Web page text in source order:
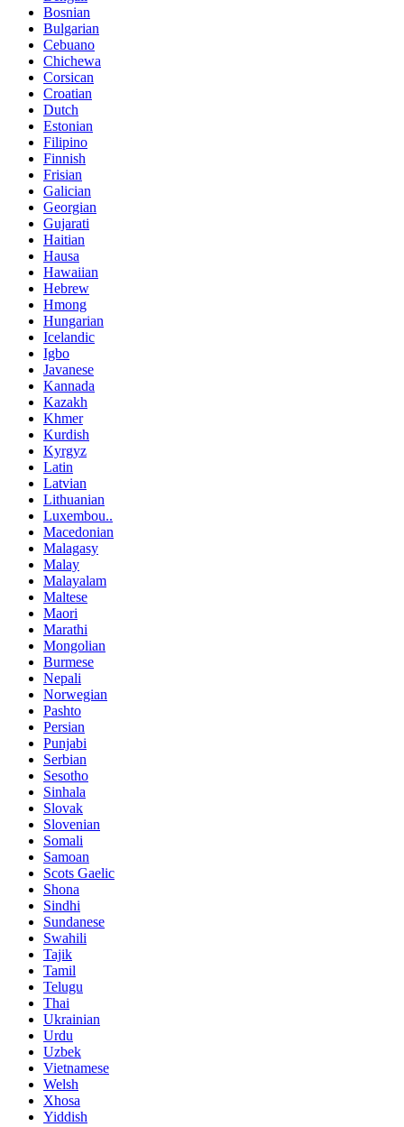
Bosnian
Bulgarian
Cebuano
Chichewa
Corsican
Croatian
Dutch
Estonian
Filipino
Finnish
Frisian
Galician
Georgian
Gujarati
Haitian
Hausa
Hawaiian
Hebrew
Hmong
Hungarian
Icelandic
Igbo
Javanese
Kannada
Kazakh
Khmer
Kurdish
Kyrgyz
Latin
Latvian
Lithuanian
Luxembou..
Macedonian
Malagasy
Malay
Malayalam
Maltese
Maori
Marathi
Mongolian
Burmese
Nepali
Norwegian
Pashto
Persian
Punjabi
Serbian
Sesotho
Sinhala
Slovak
Slovenian
Somali
Samoan
Scots Gaelic
Shona
Sindhi
Sundanese
Swahili
Tajik
Tamil
Telugu
Thai
Ukrainian
Urdu
Uzbek
Vietnamese
Welsh
Xhosa
Yiddish